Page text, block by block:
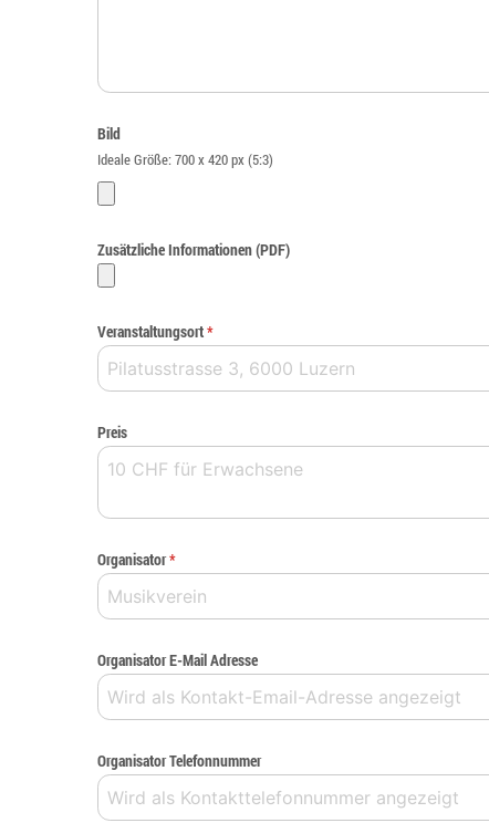
Bild
Ideale Größe: 700 x 420 px (5:3)
Zusätzliche Informationen (PDF)
Veranstaltungsort*
Preis
Organisator*
Organisator E-Mail Adresse
Organisator Telefonnummer